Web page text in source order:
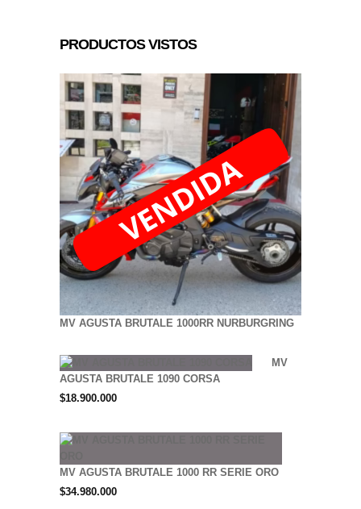
PRODUCTOS VISTOS
MV AGUSTA BRUTALE 1000RR NURBURGRING
MV
AGUSTA BRUTALE 1090 CORSA
$18.900.000
MV AGUSTA BRUTALE 1000 RR SERIE ORO
$34.980.000